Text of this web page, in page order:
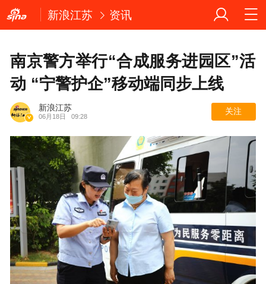
新浪江苏 资讯
南京警方举行“合成服务进园区”活
动 “宁警护企”移动端同步上线
新浪江苏
06月18日 09:28
关注